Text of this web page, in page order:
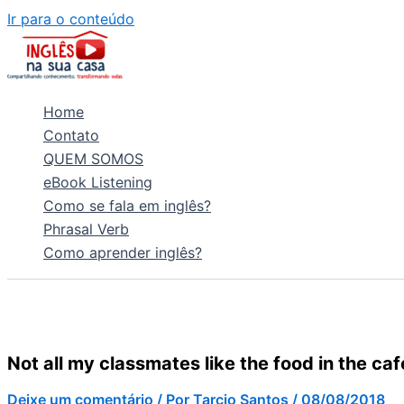
Ir para o conteúdo
Home
Contato
QUEM SOMOS
eBook Listening
Como se fala em inglês?
Phrasal Verb
Como aprender inglês?
Not all my classmates like the food in the
Deixe um comentário / Por Tarcio Santos / 08/08/2018